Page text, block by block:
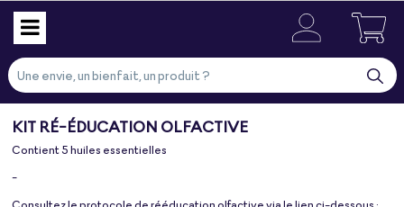
KIT RÉ-ÉDUCATION OLFACTIVE
Contient 5 huiles essentielles
-